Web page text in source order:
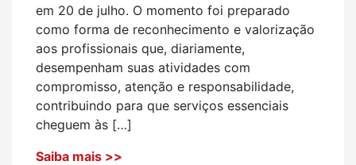
em 20 de julho. O momento foi preparado
como forma de reconhecimento e valorização
aos profissionais que, diariamente,
desempenham suas atividades com
compromisso, atenção e responsabilidade,
contribuindo para que serviços essenciais
cheguem às […]
Saiba mais >>